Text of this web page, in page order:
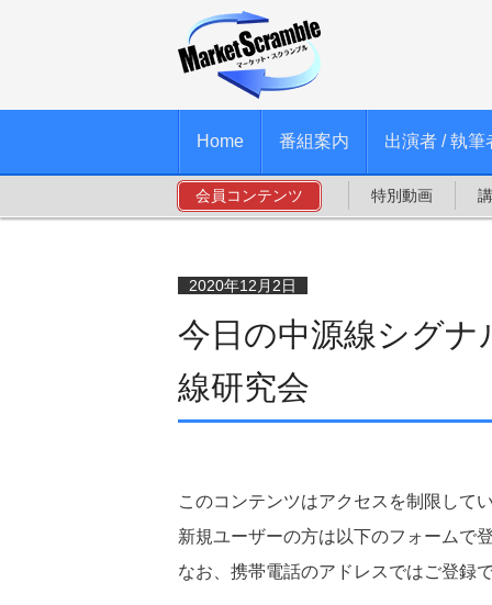
Home 番組案内 出演者 / 執筆
会員コンテンツ 特別動画
今日の中源線シグナ
線研究会
2020年12月2日
このコンテンツはアクセスを制限して
新規ユーザーの方は以下のフォームで
なお、携帯電話のアドレスではご登録で